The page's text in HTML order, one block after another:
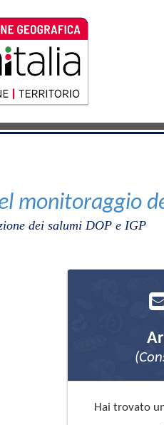
monitoraggio
dei salumi DOP e IGP
Hai trovato